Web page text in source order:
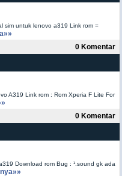
sim untuk lenovo a319 Link rom =
0 Komentar
A319 Link rom : Rom Xperia F Lite For
0 Komentar
Download rom Bug : ¹.sound gk ada